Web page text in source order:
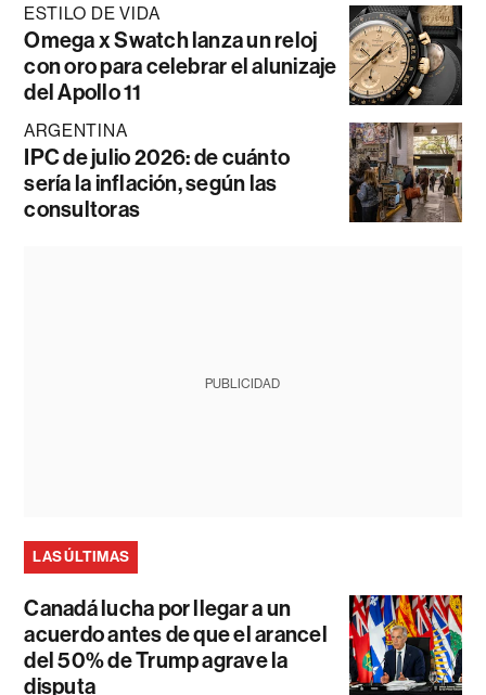
ESTILO DE VIDA
Omega x Swatch lanza un reloj
con oro para celebrar el alunizaje
del Apollo 11
ARGENTINA
IPC de julio 2026: de cuánto
sería la inflación, según las
consultoras
PUBLICIDAD
LAS ÚLTIMAS
Canadá lucha por llegar a un
acuerdo antes de que el arancel
del 50% de Trump agrave la
disputa